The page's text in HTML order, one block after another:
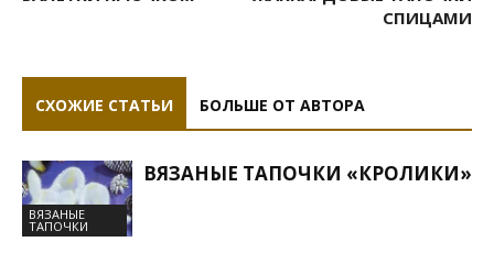
СПИЦАМИ
СХОЖИЕ СТАТЬИ БОЛЬШЕ ОТ АВТОРА
ВЯЗАНЫЕ
ТАПОЧКИ
ВЯЗАНЫЕ ТАПОЧКИ «КРОЛИКИ»